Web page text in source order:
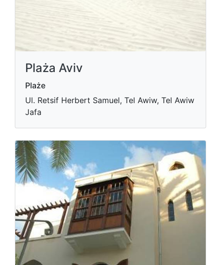
Plaża Aviv
Plaże
Ul. Retsif Herbert Samuel, Tel Awiw, Tel Awiw
Jafa